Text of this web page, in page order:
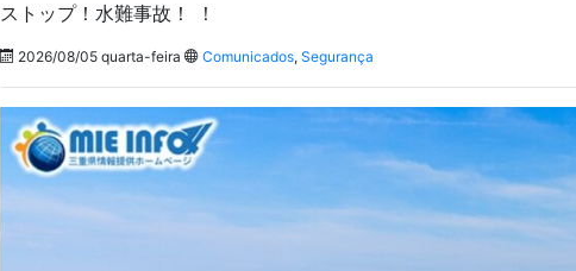
ストップ！水難事故！ ！
2026/08/05 quarta-feira Comunicados, Segurança